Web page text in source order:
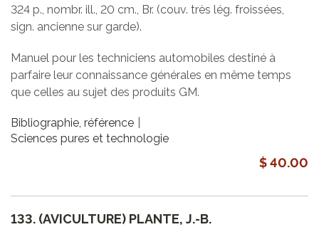
324 p., nombr. ill., 20 cm., Br. (couv. très lég. froissées,
sign. ancienne sur garde).
Manuel pour les techniciens automobiles destiné à
parfaire leur connaissance générales en même temps
que celles au sujet des produits GM.
Bibliographie, référence
Sciences pures et technologie
$ 40.00
133. (AVICULTURE) PLANTE, J.-B.